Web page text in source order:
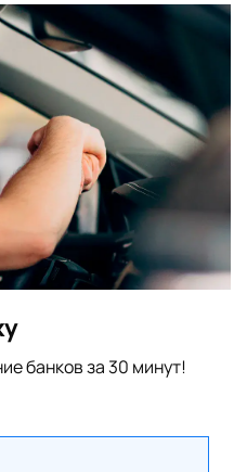
банков за 30 минут!